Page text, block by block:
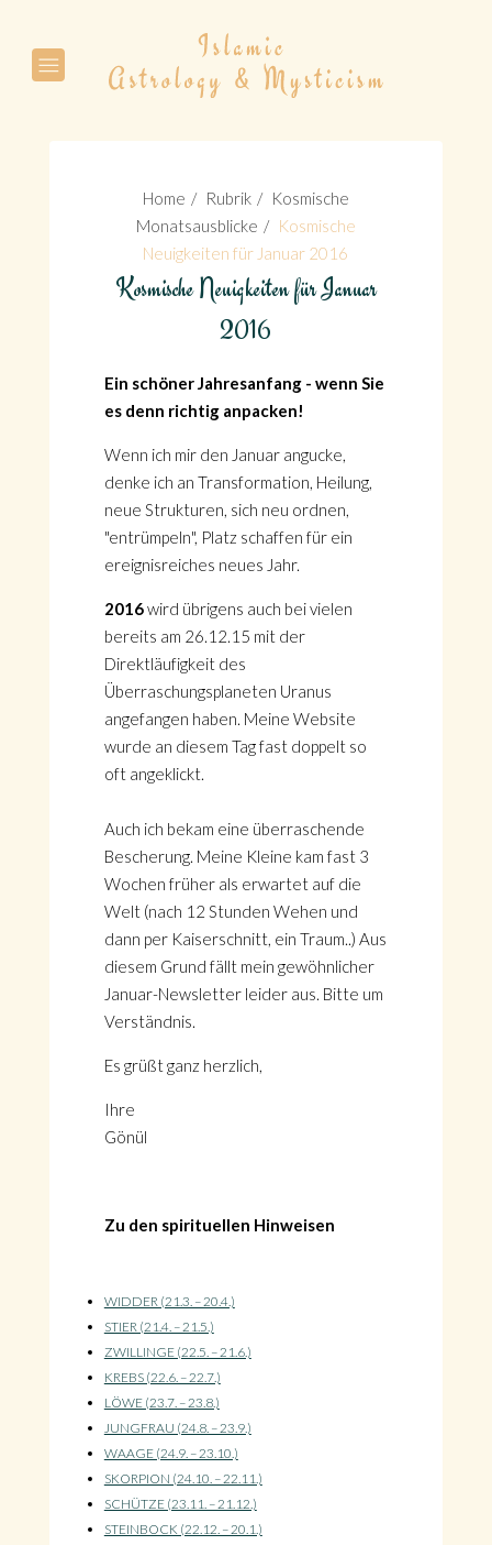
Home Rubrik
Kosmische
Monatsausblicke
Kosmische
Neuigkeiten für Januar 2016
Kosmische Neuigkeiten für Januar
2016
Ein schöner Jahresanfang - wenn Sie
es denn richtig anpacken!
Wenn ich mir den Januar angucke,
denke ich an Transformation, Heilung,
neue Strukturen, sich neu ordnen,
"entrümpeln", Platz schaffen für ein
ereignisreiches neues Jahr.
2016wird übrigens auch bei vielen
bereits am 26.12.15 mit der
Direktläufigkeit des
Überraschungsplaneten Uranus
angefangen haben. Meine Website
wurde an diesem Tag fast doppelt so
oft angeklickt.
Auch ich bekam eine überraschende
Bescherung. Meine Kleine kam fast 3
Wochen früher als erwartet auf die
Welt (nach 12 Stunden Wehen und
dann per Kaiserschnitt, ein Traum..) Aus
diesem Grund fällt mein gewöhnlicher
Januar-Newsletter leider aus. Bitte um
Verständnis.
Es grüßt ganz herzlich,
Ihre
Gönül
Zu den spirituellen Hinweisen
WIDDER (21.3. – 20.4.)
STIER (21.4. – 21.5.)
ZWILLINGE (22.5. – 21.6.)
KREBS (22.6. – 22.7.)
LÖWE (23.7. – 23.8.)
JUNGFRAU (24.8. – 23.9.)
WAAGE (24.9. – 23.10.)
SKORPION (24.10. – 22.11.)
SCHÜTZE (23.11. – 21.12.)
STEINBOCK (22.12. – 20.1.)